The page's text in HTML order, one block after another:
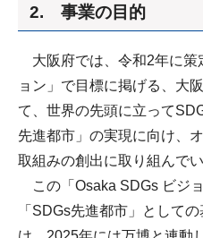
2. 事業の目的
大阪府では、令和2年に策
ョン」で目標に掲げる、大
て、世界の先頭に立って
先進都市」の実現に向け、
取組みの創出に取り組んでい
この「Osaka SDGs ビジ
「SDGs先進都市」として